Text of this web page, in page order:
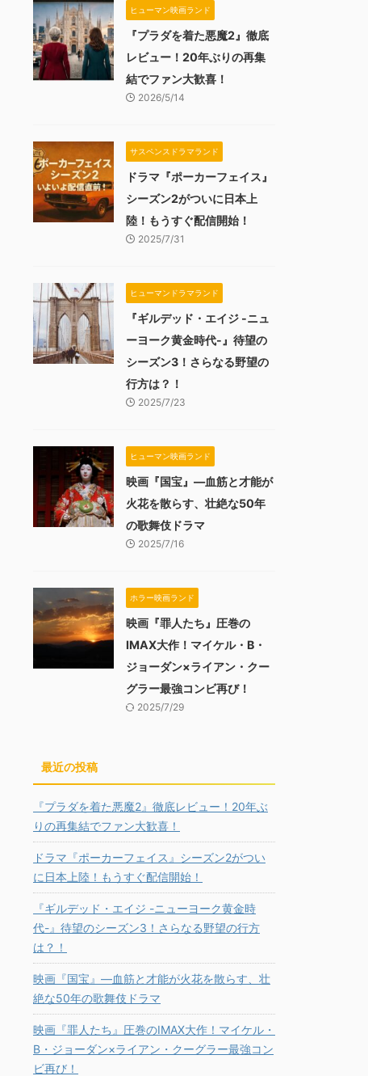
ヒューマン映画ランド
『プラダを着た悪魔2』徹底
レビュー！20年ぶりの再集
結でファン大歓喜！
2026/5/14
サスペンスドラマランド
ドラマ『ポーカーフェイス』
シーズン2がついに日本上
陸！もうすぐ配信開始！
2025/7/31
ヒューマンドラマランド
『ギルデッド・エイジ -ニュ
ーヨーク黄金時代-』待望の
シーズン3！さらなる野望の
行方は？！
2025/7/23
ヒューマン映画ランド
映画『国宝』―血筋と才能が
火花を散らす、壮絶な50年
の歌舞伎ドラマ
2025/7/16
ホラー映画ランド
映画『罪人たち』圧巻の
IMAX大作！マイケル・B・
ジョーダン×ライアン・クー
グラー最強コンビ再び！
2025/7/29
最近の投稿
『プラダを着た悪魔2』徹底レビュー！20年ぶ
りの再集結でファン大歓喜！
ドラマ『ポーカーフェイス』シーズン2がつい
に日本上陸！もうすぐ配信開始！
『ギルデッド・エイジ -ニューヨーク黄金時
代-』待望のシーズン3！さらなる野望の行方
は？！
映画『国宝』―血筋と才能が火花を散らす、壮
絶な50年の歌舞伎ドラマ
映画『罪人たち』圧巻のIMAX大作！マイケル・
B・ジョーダン×ライアン・クーグラー最強コン
ビ再び！